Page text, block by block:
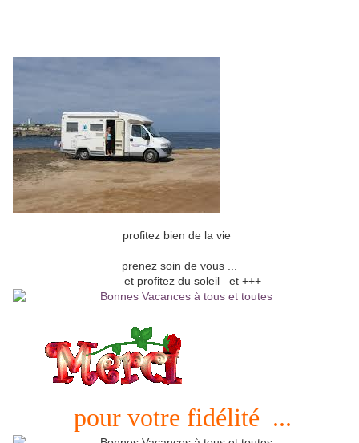
profitez bien de la vie
prenez soin de vous ...
et profitez du soleil et +++
...
pour votre fidélité ...